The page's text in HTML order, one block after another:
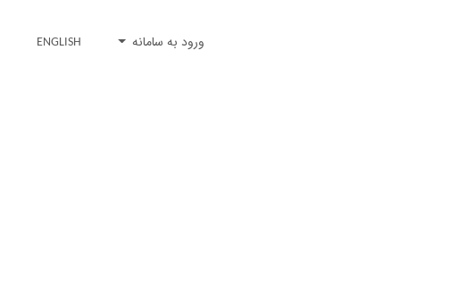
ورود به سامانه ENGLISH